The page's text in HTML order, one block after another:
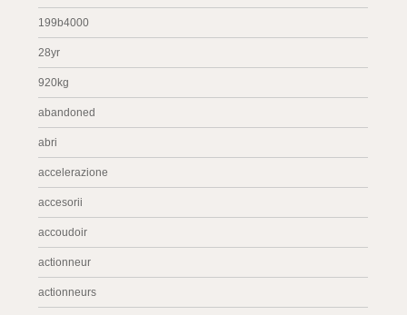
199b4000
28yr
920kg
abandoned
abri
accelerazione
accesorii
accoudoir
actionneur
actionneurs